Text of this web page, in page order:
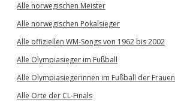
Alle norwegischen Meister
Alle norwegischen Pokalsieger
Alle offiziellen WM-Songs von 1962 bis 2002
Alle Olympiasieger im Fußball
Alle Olympiasiegerinnen im Fußball der Frauen
Alle Orte der CL-Finals